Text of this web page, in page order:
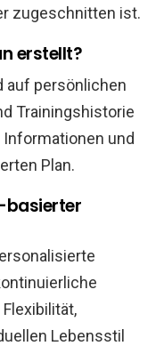
zugeschnitten ist.
erstellt?
auf persönlichen
Trainingshistorie
Informationen und
Plan.
basierter
Lebensstil